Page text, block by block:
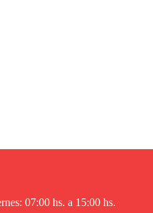
07:00 hs. a 15:00 hs.